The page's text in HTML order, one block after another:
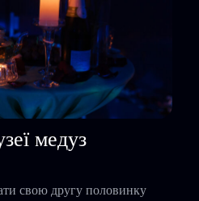
медуз
свою другу половинку